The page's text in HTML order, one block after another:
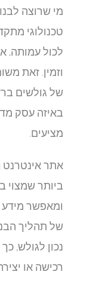
מי שרוצה
טכנולוגי
לכול עמותה,
וזמין. זאת
של גולשים
באיזה עסק
מציעים.
אתר אינטרנט
ביותר שמצוי
ומאפשר מידע
של תהליך
נכון לגולש,
רכישה או